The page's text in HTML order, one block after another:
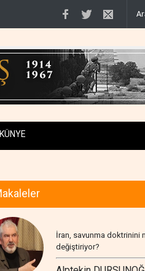
geçiş.. Trump, mühimmat krizini ifşa
KÜNYE
İran, savunma doktrinini
değiştiriyor?